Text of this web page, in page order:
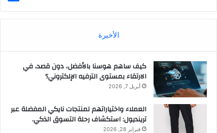
الأخيرة
كيف ساهم هوسنا بالأفضل، دون قصد، في
الارتقاء بمستوى الترفيه الإلكتروني؟
أبريل 7, 2026
العملاء واختياراتهم لمنتجات نايكي المفضلة عبر
ترينديول: استكشاف رحلة التسوق الذكي.
فبراير 28, 2026